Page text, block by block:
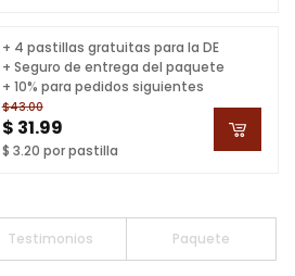
$43.00
$ 31.99
$ 3.20 por pastilla
+ 4 pastillas gratuitas para la DE
+ Seguro de entrega del paquete
+ 10% para pedidos siguientes
Testimonios Paquete